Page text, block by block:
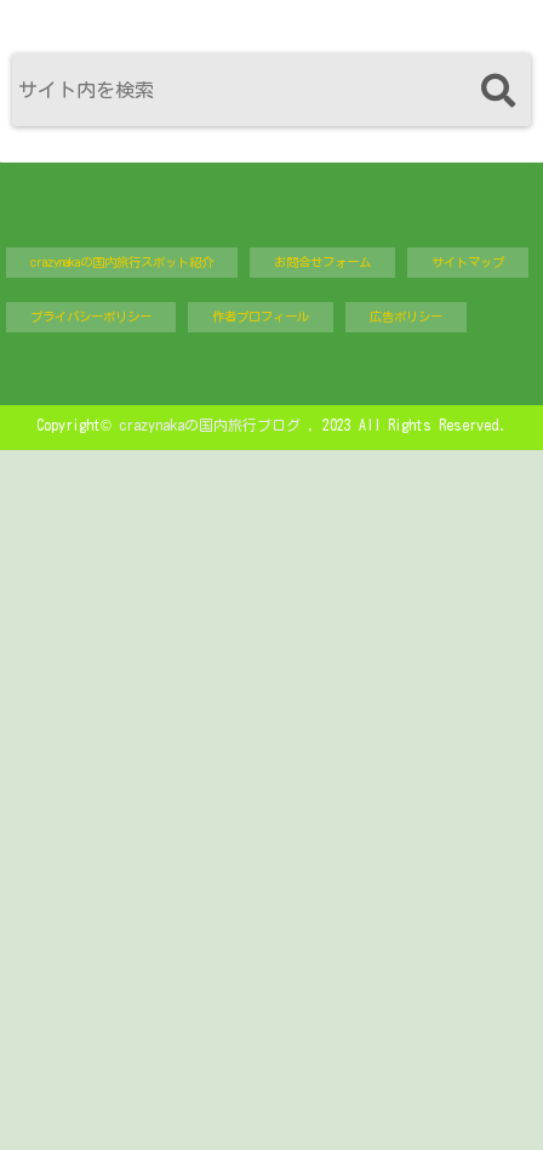
crazynakaの国内旅行スポット紹介 お問合せフォーム サイトマップ
プライバシーポリシー 作者プロフィール 広告ポリシー
Copyright© crazynakaの国内旅行ブログ , 2023 All Rights Reserved.